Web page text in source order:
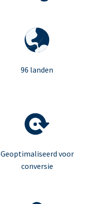
96 landen
Geoptimaliseerd voor
conversie